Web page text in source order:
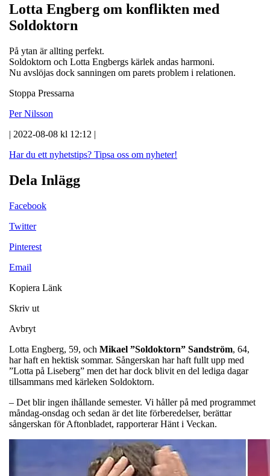
Lotta Engberg om konflikten med
Soldoktorn
På ytan är allting perfekt.
Soldoktorn och Lotta Engbergs kärlek andas harmoni.
Nu avslöjas dock sanningen om parets problem i relationen.
Stoppa Pressarna
Per Nilsson
| 2022-08-08 kl 12:12 |
Har du ett nyhetstips? Tipsa oss om nyheter!
Dela Inlägg
Facebook
Twitter
Pinterest
Email
Kopiera Länk
Skriv ut
Avbryt
Lotta Engberg, 59, och Mikael ”Soldoktorn” Sandström, 64,
har haft en hektisk sommar. Sångerskan har haft fullt upp med
”Lotta på Liseberg” men det har dock blivit en del lediga dagar
tillsammans med kärleken Soldoktorn.
– Det blir ingen ihållande semester. Vi håller på med programmet
måndag-onsdag och sedan är det lite förberedelser, berättar
sångerskan för Aftonbladet, rapporterar Hänt i Veckan.